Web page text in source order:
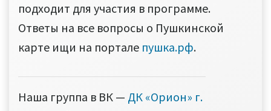
подходит для участия в программе.
Ответы на все вопросы о Пушкинской
карте ищи на портале пушка.рф.
Наша группа в ВК — ДК «Орион» г.